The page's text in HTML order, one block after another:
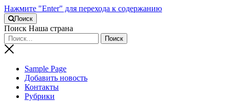
Нажмите "Enter" для перехода к содержанию
Поиск
Поиск Наша страна
Sample Page
Добавить новость
Контакты
Рубрики